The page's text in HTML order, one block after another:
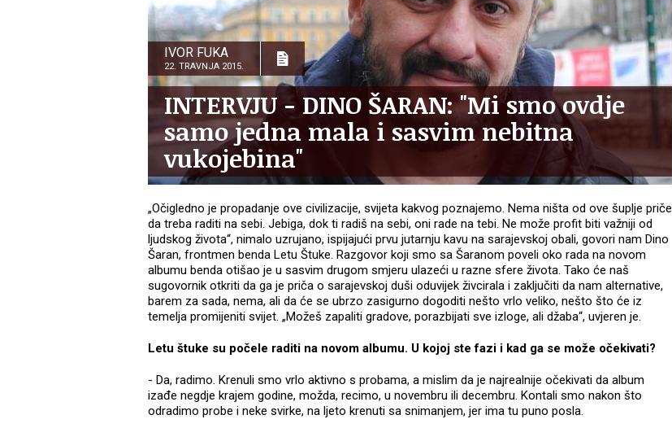
IVOR FUKA
22. TRAVNJA 2015.
INTERVJU - DINO ŠARAN: "Mi smo ovdje
samo jedna mala i sasvim nebitna
vukojebina"
„Očigledno je propadanje ove civilizacije, svijeta kakvog poznajemo. Nema ništa od ove šuplje priče
da treba raditi na sebi. Jebiga, dok ti radiš na sebi, oni rade na tebi. Ne može profit biti važniji od
ljudskog života“, nimalo uzrujano, ispijajući prvu jutarnju kavu na sarajevskoj obali, govori nam Dino
Šaran, frontmen benda Letu Štuke. Razgovor koji smo sa Šaranom poveli oko rada na novom
albumu benda otišao je u sasvim drugom smjeru ulazeći u razne sfere života. Tako će naš
sugovornik otkriti da ga je priča o sarajevskoj duši oduvijek živcirala i zaključiti da nam alternative,
barem za sada, nema, ali da će se ubrzo zasigurno dogoditi nešto vrlo veliko, nešto što će iz
temelja promijeniti svijet. „Možeš zapaliti gradove, porazbijati sve izloge, ali džaba“, uvjeren je.
Letu štuke su počele raditi na novom albumu. U kojoj ste fazi i kad ga se može očekivati?
- Da, radimo. Krenuli smo vrlo aktivno s probama, a mislim da je najrealnije očekivati da album
izađe negdje krajem godine, možda, recimo, u novembru ili decembru. Kontali smo nakon što
odradimo probe i neke svirke, na ljeto krenuti sa snimanjem, jer ima tu puno posla.